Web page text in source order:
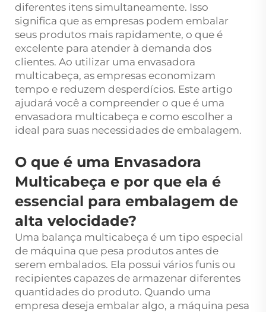
diferentes itens simultaneamente. Isso
significa que as empresas podem embalar
seus produtos mais rapidamente, o que é
excelente para atender à demanda dos
clientes. Ao utilizar uma envasadora
multicabeça, as empresas economizam
tempo e reduzem desperdícios. Este artigo
ajudará você a compreender o que é uma
envasadora multicabeça e como escolher a
ideal para suas necessidades de embalagem.
O que é uma Envasadora
Multicabeça e por que ela é
essencial para embalagem de
alta velocidade?
Uma balança multicabeça é um tipo especial
de máquina que pesa produtos antes de
serem embalados. Ela possui vários funis ou
recipientes capazes de armazenar diferentes
quantidades do produto. Quando uma
empresa deseja embalar algo, a máquina pesa